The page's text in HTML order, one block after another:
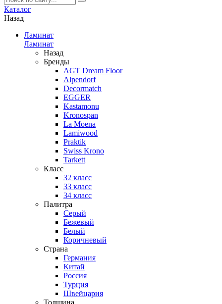
Каталог
Назад
Ламинат
Ламинат
Назад
Бренды
AGT Dream Floor
Alpendorf
Decormatch
EGGER
Kastamonu
Kronospan
La Moena
Lamiwood
Praktik
Swiss Krono
Tarkett
Класс
32 класс
33 класс
34 класс
Палитра
Серый
Бежевый
Белый
Коричневый
Страна
Германия
Китай
Россия
Турция
Швейцария
Толщина